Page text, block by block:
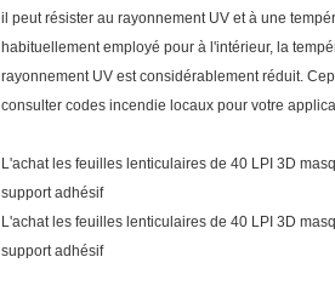
il peut résister au rayonnement UV et à une
habituellement employé pour à l'intérieur, la
rayonnement UV est considérablement réduit.
consulter codes incendie locaux pour votre
L'achat les feuilles lenticulaires de 40 LPI 3D
support adhésif
L'achat les feuilles lenticulaires de 40 LPI 3D
support adhésif